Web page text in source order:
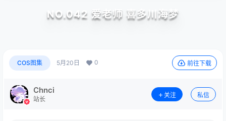
NO.042 爱老师 喜多川海梦
COS图集 5月20日 0 前往下载
Chnci
站长
关注 私信